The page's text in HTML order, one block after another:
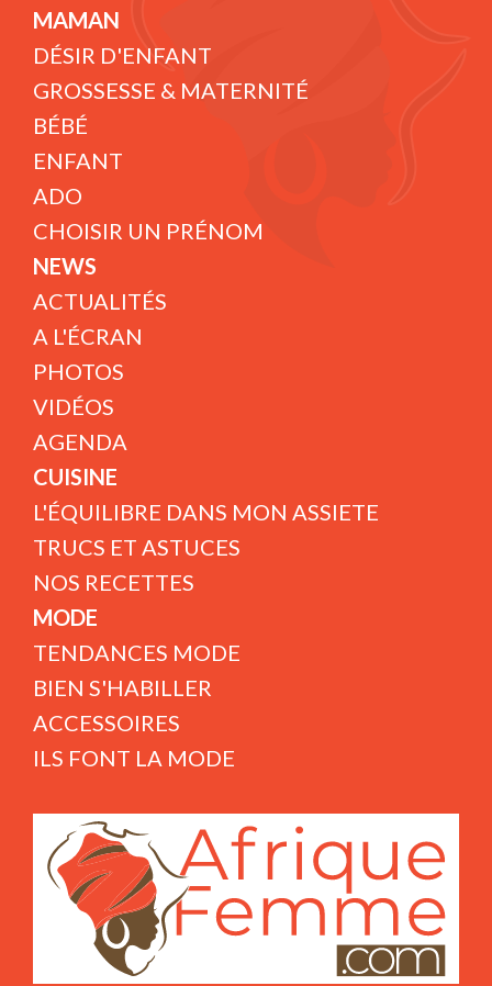
MAMAN
DÉSIR D'ENFANT
GROSSESSE & MATERNITÉ
BÉBÉ
ENFANT
ADO
CHOISIR UN PRÉNOM
NEWS
ACTUALITÉS
A L'ÉCRAN
PHOTOS
VIDÉOS
AGENDA
CUISINE
L'ÉQUILIBRE DANS MON ASSIETE
TRUCS ET ASTUCES
NOS RECETTES
MODE
TENDANCES MODE
BIEN S'HABILLER
ACCESSOIRES
ILS FONT LA MODE